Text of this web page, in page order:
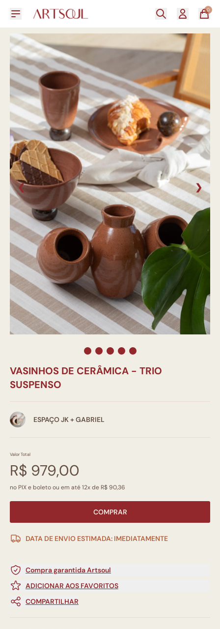
0
❮ ❯
VASINHOS DE CERÂMICA - TRIO
SUSPENSO
ESPAÇO JK + GABRIEL
Valor Total
R$ 979,00
no PIX e boleto ou em até 12x de R$ 90,36
COMPRAR
DATA DE ENVIO ESTIMADA: IMEDIATAMENTE
Compra garantida Artsoul
ADICIONAR AOS FAVORITOS
COMPARTILHAR